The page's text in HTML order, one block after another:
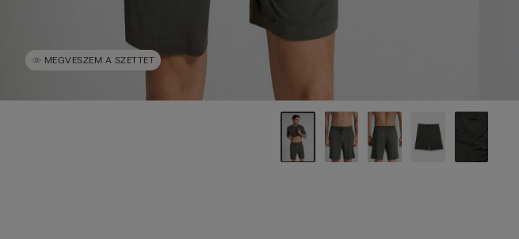
MEGVESZEM A SZETTET